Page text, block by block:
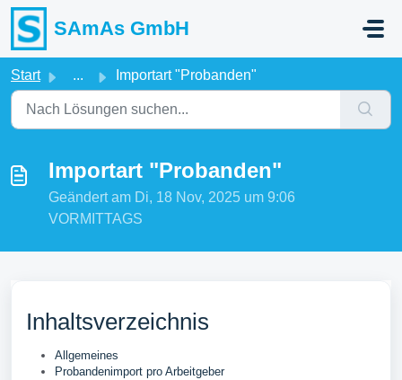
Zum hauptsächlichen Inhalt gehen
SAmAs GmbH
Start ... Importart "Probanden"
Importart "Probanden"
Geändert am Di, 18 Nov, 2025 um 9:06
VORMITTAGS
Inhaltsverzeichnis
Allgemeines
Probandenimport pro Arbeitgeber